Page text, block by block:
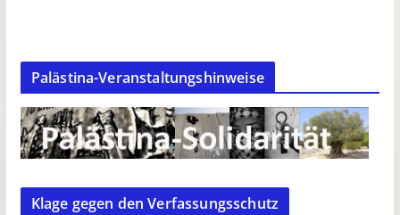
Palästina-Veranstaltungshinweise
Klage gegen den Verfassungsschutz